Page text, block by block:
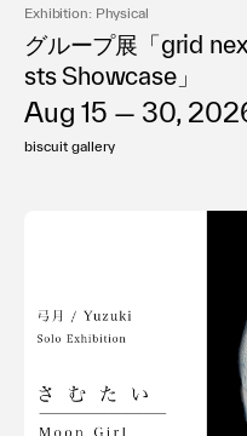
Exhibition: Physical
グループ展「grid
sts Showcase」
Aug 15 — 30,
biscuit gallery